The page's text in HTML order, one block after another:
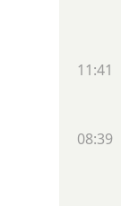
11:41
08:39